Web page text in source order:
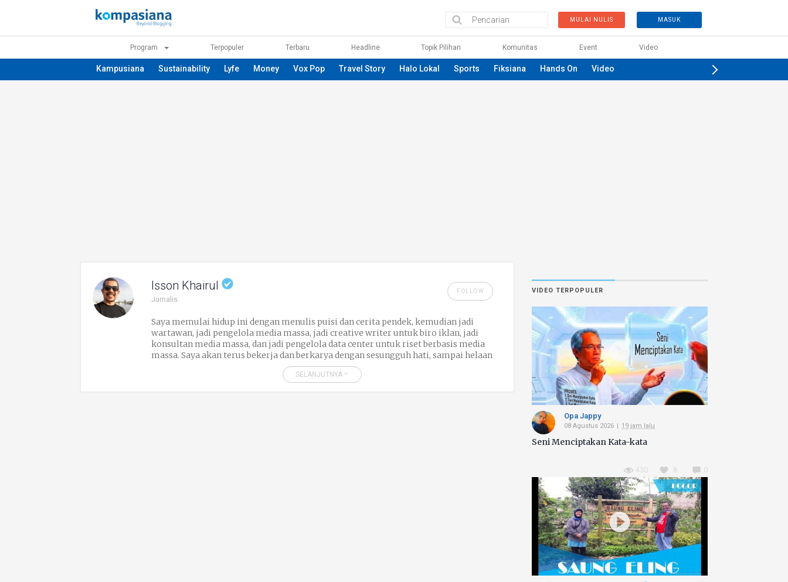
MULAI NULIS MASUK
Program Terpopuler Terbaru Headline Topik Pilihan Komunitas Event Video
Kampusiana Sustainability Lyfe Money Vox Pop Travel Story Halo Lokal Sports Fiksiana Hands On Video
Isson Khairul FOLLOW
Jurnalis
Saya memulai hidup ini dengan menulis puisi dan cerita pendek, kemudian jadi
wartawan, jadi pengelola media massa, jadi creative writer untuk biro iklan, jadi
konsultan media massa, dan jadi pengelola data center untuk riset berbasis media
massa. Saya akan terus bekerja dan berkarya dengan sesungguh hati, sampai helaan
nafas terakhir. Karena menurut saya, dengan bekerja, harga diri saya terjaga, saya
bisa berbagi dengan orang lain, dan semua itu membuat hidup ini jadi terasa lebih
SELANJUTNYA
VIDEO TERPOPULER
Opa Jappy
08 Agustus 2026 19 jam lalu
Seni Menciptakan Kata-kata
430 8 0